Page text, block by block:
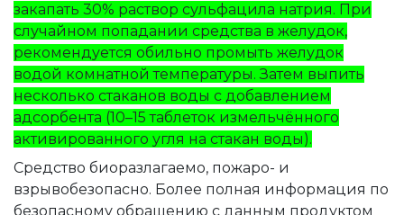
закапать 30% раствор сульфацила натрия. При
случайном попадании средства в желудок,
рекомендуется обильно промыть желудок
водой комнатной температуры. Затем выпить
несколько стаканов воды с добавлением
адсорбента (10–15 таблеток измельчённого
активированного угля на стакан воды).
Средство биоразлагаемо, пожаро- и
взрывобезопасно. Более полная информация по
безопасному обращению с данным продуктом